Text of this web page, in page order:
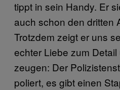
tippt in sein Handy. Er
auch schon den dritten
Trotzdem zeigt er uns
echter Liebe zum
zeugen: Der
poliert, es gibt einen